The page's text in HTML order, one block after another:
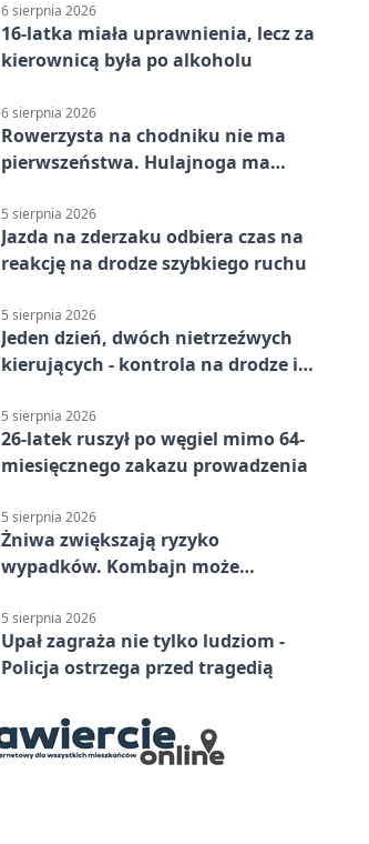
6 sierpnia 2026
16-latka miała uprawnienia, lecz za
kierownicą była po alkoholu
6 sierpnia 2026
Rowerzysta na chodniku nie ma
pierwszeństwa. Hulajnoga ma
5 sierpnia 2026
Jazda na zderzaku odbiera czas na
reakcję na drodze szybkiego ruchu
5 sierpnia 2026
Jeden dzień, dwóch nietrzeźwych
kierujących - kontrola na drodze i
5 sierpnia 2026
26-latek ruszył po węgiel mimo 64-
miesięcznego zakazu prowadzenia
5 sierpnia 2026
Żniwa zwiększają ryzyko
wypadków. Kombajn może
5 sierpnia 2026
Upał zagraża nie tylko ludziom -
Policja ostrzega przed tragedią